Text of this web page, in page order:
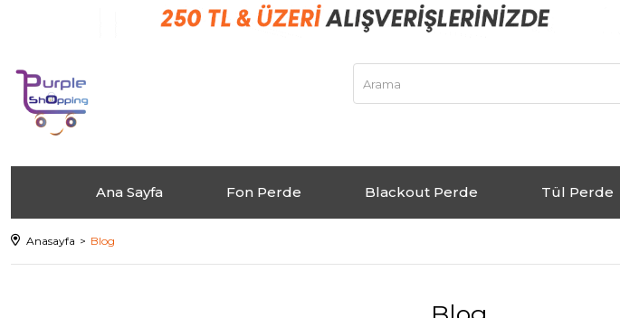
Ana Sayfa Fon Perde Blackout Perde Tül Perde
Anasayfa Blog